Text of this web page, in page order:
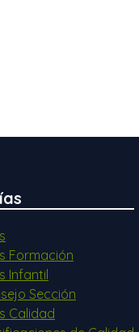
Formación
Infantil
Sección
Calidad